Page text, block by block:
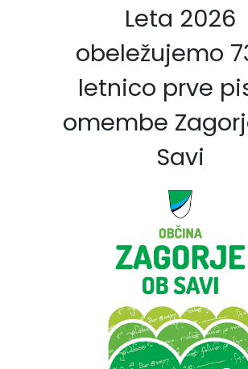
Leta 2026
obeležujemo
letnico prve
omembe
Savi